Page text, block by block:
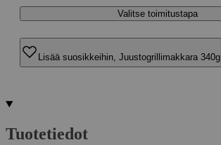
Valitse toimitustapa
Lisää suosikkeihin, Juustogrillimakkara 340g
Tuotetiedot